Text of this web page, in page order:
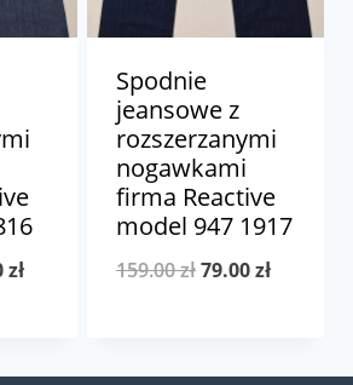
złAktualna
Spodnie
jeansowe z
rozszerzanymi
nogawkami
firma Reactive
model 947 1917
159.00złPierwotna
79.00złAktualna